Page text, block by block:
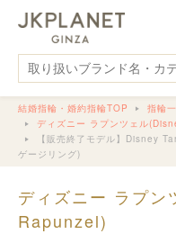
結婚指輪・婚約指輪TOP
指輪
ディズニー ラプンツェル
【販売終了モデル】Disney
ゲージリング)
ディズニー ラプ
Rapunzel)